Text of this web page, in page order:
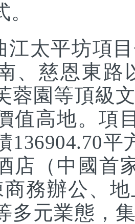
江太平坊項
、慈恩東路
蓉園等頂級
值高地。項
136904.70
店（中國首
務辦公、
多元業態，